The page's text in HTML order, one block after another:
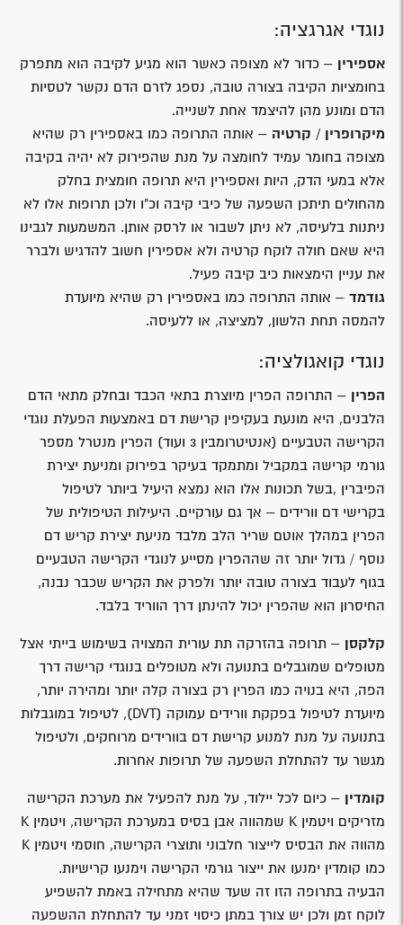
נוגדי אגרגציה:
אספירין – כדור לא מצופה כאשר הוא מגיע לקיבה הוא מתפרק
בחומציות הקיבה בצורה טובה, נספג לזרם הדם נקשר לטסיות
הדם ומונע מהן להיצמד אחת לשנייה.
מיקרופרין / קרטיה – אותה התרופה כמו באספירין רק שהיא
מצופה בחומר עמיד לחומצה על מנת שהפירוק לא יהיה בקיבה
אלא במעי הדק, היות ואספירין היא תרופה חומצית בחלק
מהחולים תיתכן השפעה של כיבי קיבה וכ"ו ולכן תרופות אלו לא
ניתנות בלעיסה, לא ניתן לשבור או לרסק אותן. המשמעות לגבינו
היא שאם חולה לוקח קרטיה ולא אספירין חשוב להדגיש ולברר
את עניין הימצאות כיב קיבה פעיל.
גודמד – אותה התרופה כמו באספירין רק שהיא מיועדת
להמסה תחת הלשון, למציצה, או ללעיסה.
נוגדי קואגולציה:
הפרין – התרופה הפרין מיוצרת בתאי הכבד ובחלק מתאי הדם
הלבנים, היא מונעת בעקיפין קרישת דם באמצעות הפעלת נוגדי
הקרישה הטבעיים (אנטיטרומבין 3 ועוד) הפרין מנטרל מספר
גורמי קרישה במקביל ומתמקד בעיקר בפירוק ומניעת יצירת
הפיברין ,בשל תכונות אלו הוא נמצא היעיל ביותר לטיפול
בקרישי דם וורידים – אך גם עורקיים. היעילות הטיפולית של
הפרין במהלך אוטם שריר הלב מלבד מניעת יצירת קריש דם
נוסף / גדול יותר זה שההפרין מסייע לנוגדי הקרישה הטבעיים
בגוף לעבוד בצורה טובה יותר ולפרק את הקריש שכבר נבנה,
החיסרון הוא שהפרין יכול להינתן דרך הווריד בלבד.
קלקסן – תרופה בהזרקה תת עורית המצויה בשימוש בייתי אצל
מטופלים שמוגבלים בתנועה ולא מטופלים בנוגדי קרישה דרך
הפה, היא בנויה כמו הפרין רק בצורה קלה יותר ומהירה יותר,
מיועדת לטיפול בפקקת וורידים עמוקה (DVT), לטיפול במוגבלות
בתנועה על מנת למנוע קרישת דם בוורידים מרוחקים, ולטיפול
מגשר עד להתחלת השפעה של תרופות אחרות.
קומדין – כיום לכל יילוד, על מנת להפעיל את מערכת הקרישה
מזריקים ויטמין K שמהווה אבן בסיס במערכת הקרישה, ויטמין K
מהווה את הבסיס לייצור חלבוני ותוצרי הקרישה, חוסמי ויטמין K
כמו קומדין ימנעו את ייצור גורמי הקרישה וימנעו קרישיות.
הבעיה בתרופה הזו זה שעד שהיא מתחילה באמת להשפיע
לוקח זמן ולכן יש צורך במתן כיסוי זמני עד להתחלת ההשפעה